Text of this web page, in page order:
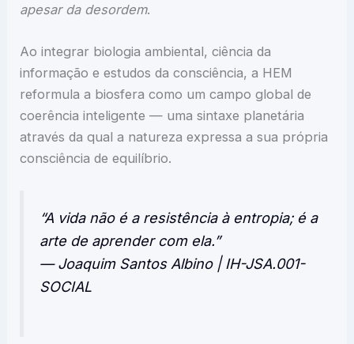
apesar da desordem.
Ao integrar biologia ambiental, ciência da
informação e estudos da consciência, a HEM
reformula a biosfera como um campo global de
coerência inteligente — uma sintaxe planetária
através da qual a natureza expressa a sua própria
consciência de equilíbrio.
“A vida não é a resistência à entropia; é a
arte de aprender com ela.”
— Joaquim Santos Albino | IH-JSA.001-
SOCIAL